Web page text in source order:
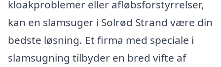
kloakproblemer eller afløbsforstyrrelser,
kan en slamsuger i Solrød Strand være din
bedste løsning. Et firma med speciale i
slamsugning tilbyder en bred vifte af